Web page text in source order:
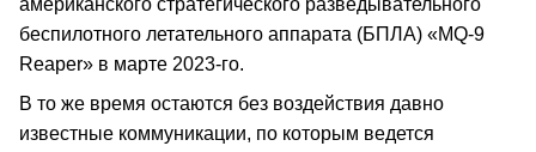
американского стратегического разведывательного
беспилотного летательного аппарата (БПЛА) «MQ-9
Reaper» в марте 2023-го.
В то же время остаются без воздействия давно
известные коммуникации, по которым ведется